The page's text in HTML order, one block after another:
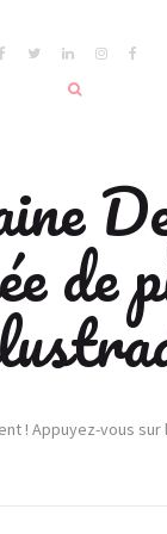
de
! Appuyez-vous sur